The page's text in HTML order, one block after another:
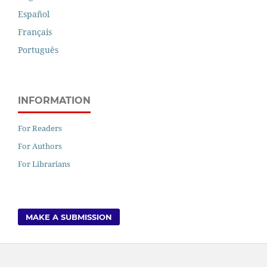
Español
Français
Português
INFORMATION
For Readers
For Authors
For Librarians
MAKE A SUBMISSION